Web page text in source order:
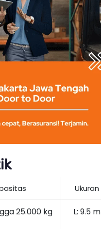
Ukuran
25.000 kg L: 9.5 m